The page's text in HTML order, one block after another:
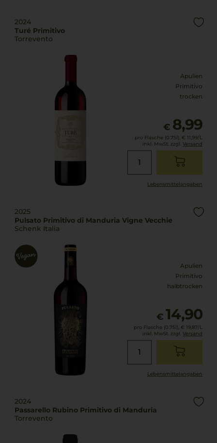
2024
Turé Primitivo
Torrevento
Apulien
Primitivo
trocken
€ 8,99
pro Flasche (0.75l), € 11,99/L
inkl. MwSt. zzgl. Versand
Lebensmittel­angaben
2025
Pulsato Primitivo di Manduria Vigne Vecchie
Schenk Italia
Apulien
Primitivo
halbtrocken
€ 14,90
pro Flasche (0.75l), € 19,87/L
inkl. MwSt. zzgl. Versand
Lebensmittel­angaben
2024
Passarello Rubino Primitivo di Manduria
Torrevento